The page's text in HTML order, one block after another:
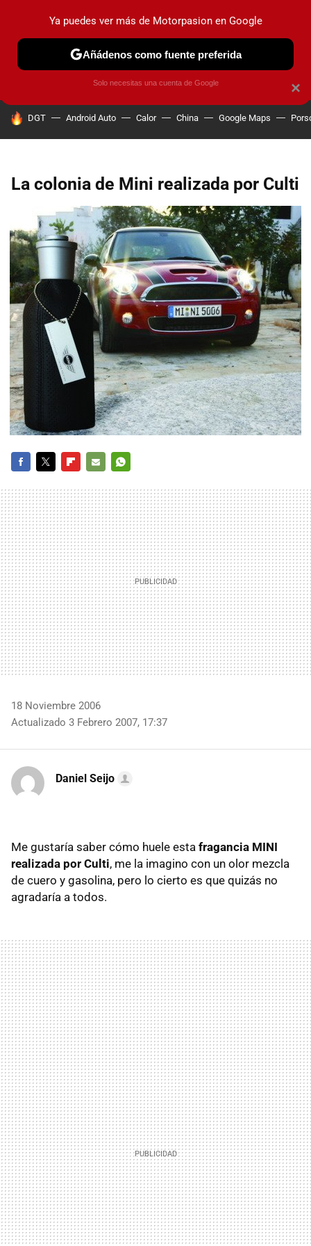
PRUEBAS COCHES ELÉCTRICOS OBSERVATORIO
HOY SE HABLA DE
DGT Android Auto Calor China Google Maps
La colonia de Mini realizada por Culti
MAIL
18 Noviembre 2006
Actualizado 3 Febrero 2007, 17:37
Daniel Seijo
Me gustaría saber cómo huele esta fragancia MINI
realizada por Culti, me la imagino con un olor mezcla
de cuero y gasolina, pero lo cierto es que quizás no
agradaría a todos.
×
Ya puedes ver más de Motorpasion en Google
Añádenos como fuente preferida
Solo necesitas una cuenta de Google